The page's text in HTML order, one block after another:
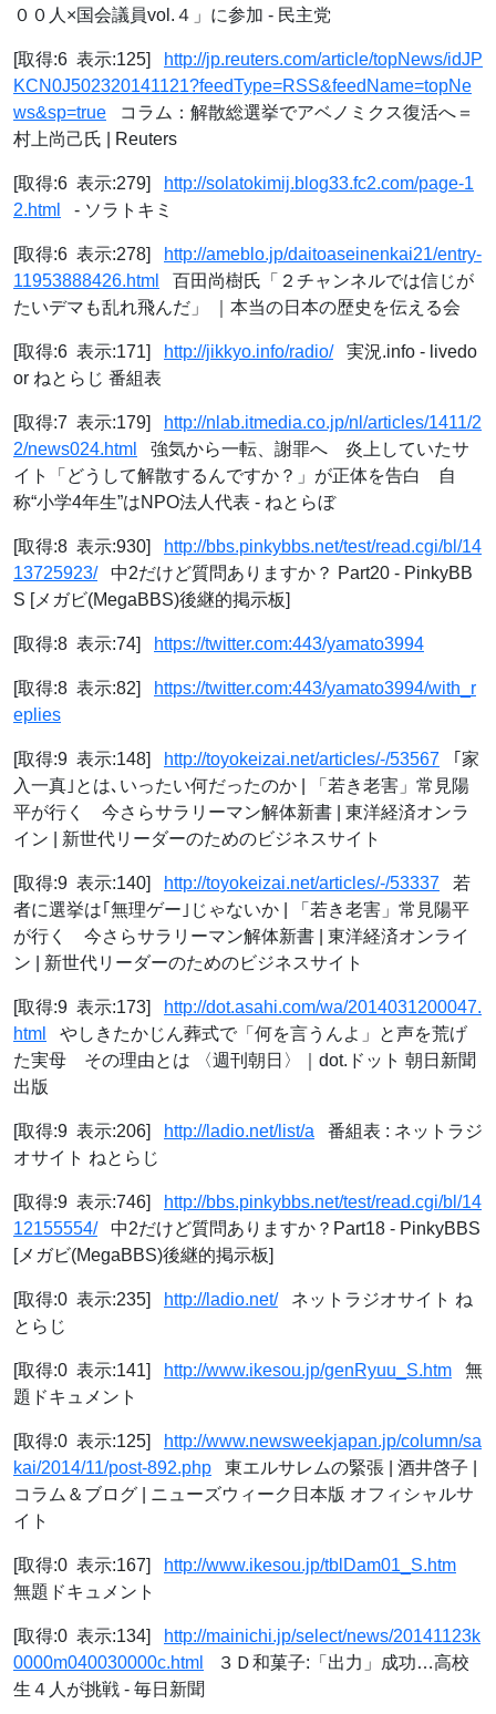
００人×国会議員vol.４」に参加 - 民主党
[取得:6 表示:125]
http://jp.reuters.com/article/topNews/idJP
KCN0J502320141121?feedType=RSS&feedName=topNe
ws&sp=true コラム：解散総選挙でアベノミクス復活へ＝
村上尚己氏 | Reuters
[取得:6 表示:279]
http://solatokimij.blog33.fc2.com/page-1
2.html
- ソラトキミ
[取得:6 表示:278]
http://ameblo.jp/daitoaseinenkai21/entry-
11953888426.html
百田尚樹氏「２チャンネルでは信じが
たいデマも乱れ飛んだ」 ｜本当の日本の歴史を伝える会
[取得:6 表示:171] http://jikkyo.info/radio/実況.info - livedo
or ねとらじ 番組表
[取得:7 表示:179]
http://nlab.itmedia.co.jp/nl/articles/1411/2
2/news024.html
強気から一転、謝罪へ 炎上していたサ
イト「どうして解散するんですか？」が正体を告白 自
称“小学4年生”はNPO法人代表 - ねとらぼ
[取得:8 表示:930]
http://bbs.pinkybbs.net/test/read.cgi/bl/14
13725923/中2だけど質問ありますか？ Part20 - PinkyBB
S [メガビ(MegaBBS)後継的掲示板]
[取得:8 表示:74] https://twitter.com:443/yamato3994
[取得:8 表示:82]
https://twitter.com:443/yamato3994/with_r
eplies
[取得:9 表示:148] http://toyokeizai.net/articles/-/53567 ｢家
入一真｣とは､いったい何だったのか | 「若き老害」常見陽
平が行く 今さらサラリーマン解体新書 | 東洋経済オンラ
イン | 新世代リーダーのためのビジネスサイト
[取得:9 表示:140] http://toyokeizai.net/articles/-/53337 若
者に選挙は｢無理ゲー｣じゃないか | 「若き老害」常見陽平
が行く 今さらサラリーマン解体新書 | 東洋経済オンライ
ン | 新世代リーダーのためのビジネスサイト
[取得:9 表示:173]
http://dot.asahi.com/wa/2014031200047.
html
やしきたかじん葬式で「何を言うんよ」と声を荒げ
た実母 その理由とは 〈週刊朝日〉｜dot.ドット 朝日新聞
出版
[取得:9 表示:206] http://ladio.net/list/a 番組表 : ネットラジ
オサイト ねとらじ
[取得:9 表示:746]
http://bbs.pinkybbs.net/test/read.cgi/bl/14
12155554/中2だけど質問ありますか？Part18 - PinkyBBS
[メガビ(MegaBBS)後継的掲示板]
[取得:0 表示:235] http://ladio.net/ネットラジオサイト ね
とらじ
[取得:0 表示:141] http://www.ikesou.jp/genRyuu_S.htm 無
題ドキュメント
[取得:0 表示:125]
http://www.newsweekjapan.jp/column/sa
kai/2014/11/post-892.php 東エルサレムの緊張 | 酒井啓子 |
コラム＆ブログ | ニューズウィーク日本版 オフィシャルサ
イト
[取得:0 表示:167]
http://www.ikesou.jp/tblDam01_S.htm
無題ドキュメント
[取得:0 表示:134]
http://mainichi.jp/select/news/20141123k
0000m040030000c.html
３Ｄ和菓子:「出力」成功…高校
生４人が挑戦 - 毎日新聞